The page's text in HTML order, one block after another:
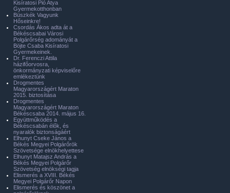
Kisíratosi Pió Atya
Gyermekotthonban
Büszkék Vagyunk
Hőseinkre!
Csordás Ákos adta át a
Békéscsabai Városi
Polgárőrség adományát a
Böjte Csaba Kisíratosi
Gyermekeinek.
Dr. Ferenczi Attila
házifőorvosra,
önkormányzati képviselőre
emlékeztünk
Drogmentes
Magyarországért Maraton
2015. biztosítása
Drogmentes
Magyarországért Maraton
Békéscsaba 2014. május 16.
Együttműködés a
Békéscsabán élők, és
nyaralók biztonságáért
Elhunyt Cseke János a
Békés Megyei Polgárőrök
Szövetsége elnökhelyettese
Elhunyt Matajsz András a
Békés Megyei Polgárőr
Szövetség elnökségi tagja
Elismerés a XVIII. Békés
Megyei Polgárőr Napon
Elismerés és köszönet a